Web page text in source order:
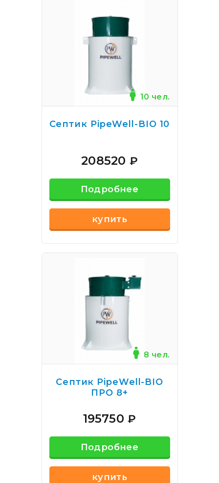
10 чел.
Септик PipeWell-BIO 10
208520 ₽
Подробнее
купить
8 чел.
Септик PipeWell-BIO
ПРО 8+
195750₽
Подробнее
купить